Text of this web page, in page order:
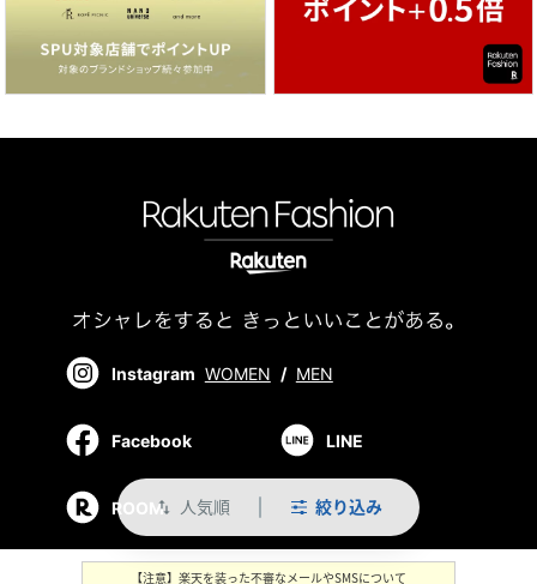
swap_vert 人気順 絞り込み
Instagram WOMEN / MEN
Facebook LINE
ROOM
【注意】楽天を装った不審なメールやSMSについて